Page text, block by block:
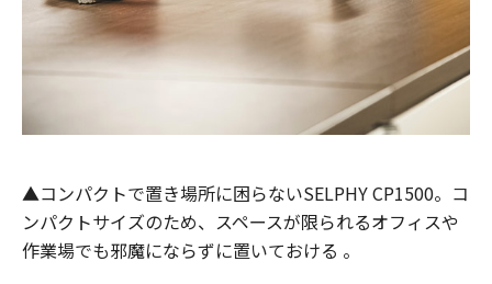
▲コンパクトで置き場所に困らないSELPHY CP1500。コ
ンパクトサイズのため、スペースが限られるオフィスや
作業場でも邪魔にならずに置いておける 。